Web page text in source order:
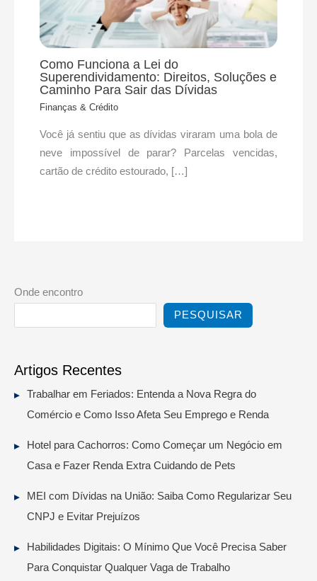
Como Funciona a Lei do
Superendividamento: Direitos, Soluções e
Caminho Para Sair das Dívidas
Finanças & Crédito
Você já sentiu que as dívidas viraram uma bola de
neve impossível de parar? Parcelas vencidas,
cartão de crédito estourado, […]
Onde encontro
PESQUISAR
Artigos Recentes
Trabalhar em Feriados: Entenda a Nova Regra do
Comércio e Como Isso Afeta Seu Emprego e Renda
Hotel para Cachorros: Como Começar um Negócio em
Casa e Fazer Renda Extra Cuidando de Pets
MEI com Dívidas na União: Saiba Como Regularizar Seu
CNPJ e Evitar Prejuízos
Habilidades Digitais: O Mínimo Que Você Precisa Saber
Para Conquistar Qualquer Vaga de Trabalho